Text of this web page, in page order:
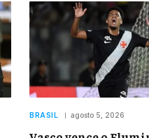
BRASIL agosto 5, 2026